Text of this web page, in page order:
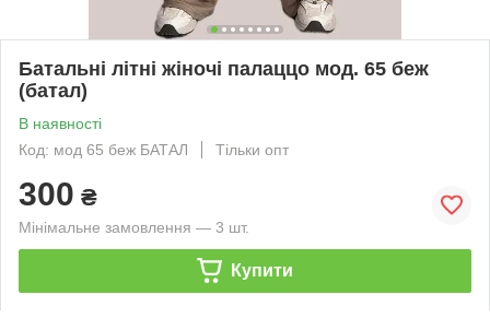
Батальні літні жіночі палаццо мод. 65 беж
(батал)
В наявності
Код: мод 65 беж БАТАЛ
Тільки опт
300 ₴
Мінімальне замовлення — 3 шт.
Купити